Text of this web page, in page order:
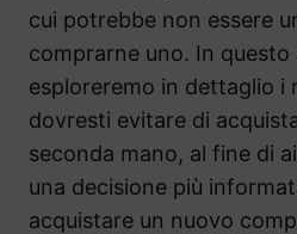
cui potrebbe non essere
comprarne uno. In
esploreremo in dettaglio i
dovresti evitare di
seconda mano, al fine di
una decisione più
acquistare un nuovo